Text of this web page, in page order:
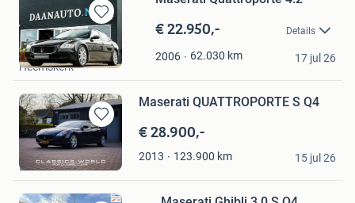
Bewaren
in
Mijn
Favorieten
€ 22.950,- Details
2006 62.030 km
Daanauto_nl
Heemskerk
17 jul 26
Bewaren
in
Mijn
Favorieten
Maserati QUATTROPORTE S Q4
€ 28.900,-
2013 123.900 km
Classics-World
Erlecom
15 jul 26